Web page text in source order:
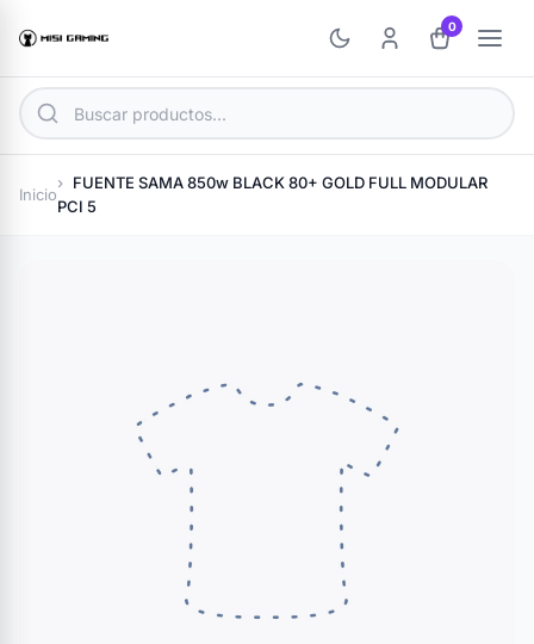
0
Inicio
FUENTE SAMA 850w BLACK 80+ GOLD FULL MODULAR
PCI 5